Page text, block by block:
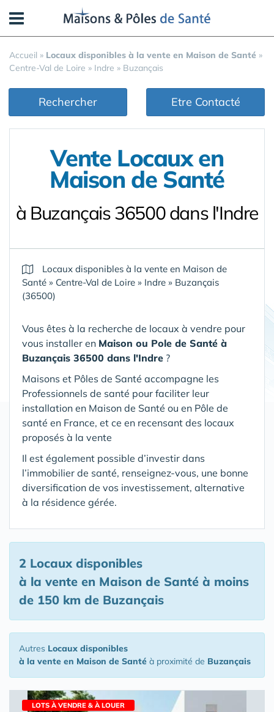
Accueil » Locaux disponibles à la vente en Maison de Santé »
Centre-Val de Loire » Indre » Buzançais
Rechercher Etre Contacté
Vente Locaux en
Maison de Santé
à Buzançais 36500 dans l'Indre
Locaux disponibles à la vente en Maison de
Santé » Centre-Val de Loire » Indre » Buzançais
(36500)
Vous êtes à la recherche de locaux à vendre pour
vous installer en Maison ou Pole de Santé à
Buzançais 36500 dans l'Indre ?
Maisons et Pôles de Santé accompagne les
Professionnels de santé pour faciliter leur
installation en Maison de Santé ou en Pôle de
santé en France, et ce en recensant des locaux
proposés à la vente
Il est également possible d’investir dans
l’immobilier de santé, renseignez-vous, une bonne
diversification de vos investissement, alternative
à la résidence gérée.
2 Locaux disponibles
à la vente en Maison de Santé à moins
de 150 km de Buzançais
Autres Locaux disponibles
à la vente en Maison de Santé à proximité de Buzançais
LOTS À VENDRE & À LOUER
Panneau de gestion des cookies